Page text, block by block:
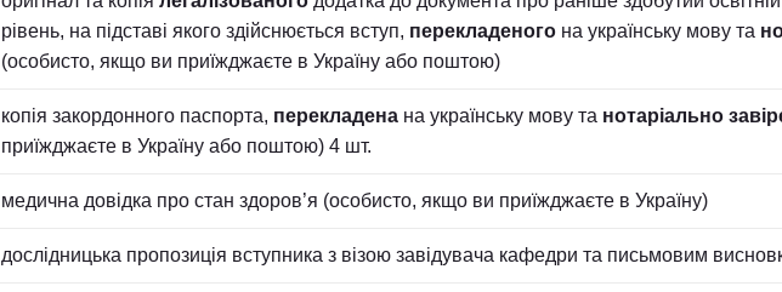
рівень, на підставі якого здійснюється вступ, перекладеногона українську мову та
(особисто, якщо ви приїжджаєте в Україну або поштою)
копія закордонного паспорта, перекладенана українську мову та нотаріально
приїжджаєте в Україну або поштою) 4 шт.
медична довідка про стан здоров’я (особисто, якщо ви приїжджаєте в Україну)
дослідницька пропозиція вступника з візою завідувача кафедри та письмовим